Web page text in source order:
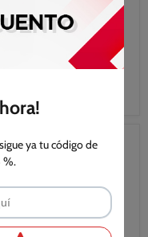
ya tu código de
%.